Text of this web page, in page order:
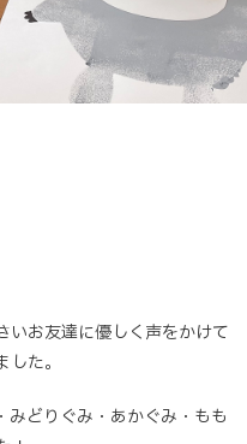
いお友達に優しく声をかけて
た。
みどりぐみ・あかぐみ・もも